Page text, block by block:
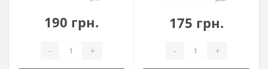
190 грн.
- +
175 грн.
- +